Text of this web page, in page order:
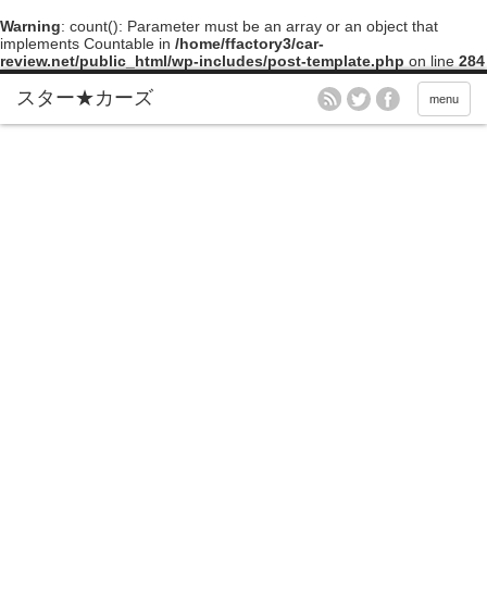
Warning: count(): Parameter must be an array or an object that
implements Countable in /home/ffactory3/car-
review.net/public_html/wp-includes/post-template.php on line 284
menu